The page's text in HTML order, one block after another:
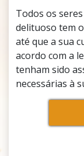
Todos os
delituoso tem
até que a sua
acordo com a
tenham sido
necessárias à